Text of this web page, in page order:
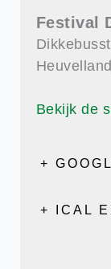
Festival
Heuvelland
Bekijk de
+
+ ICAL